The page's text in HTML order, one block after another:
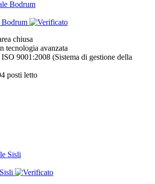
Bodrum
chiusa
tecnologia avanzata
9001:2008 (Sistema di gestione della
posti letto